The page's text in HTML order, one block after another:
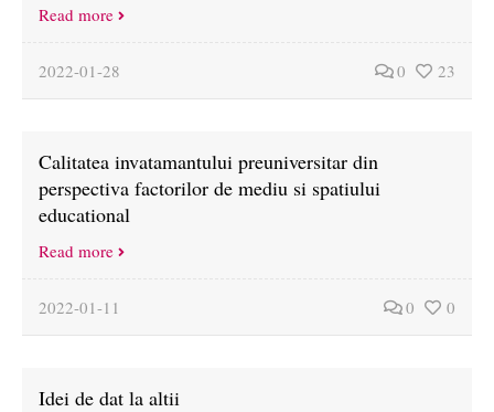
Read more
2022-01-28 0 23
Calitatea invatamantului preuniversitar din
perspectiva factorilor de mediu si spatiului
educational
Read more
2022-01-11 0 0
Idei de dat la altii